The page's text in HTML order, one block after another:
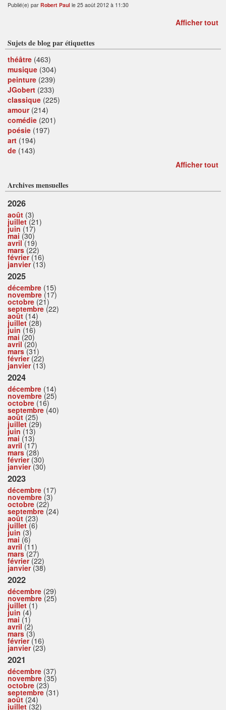
Publié(e) par Robert Paul le 25 août 2012 à 11:30
Afficher tout
Sujets de blog par étiquettes
théâtre (463)
musique (304)
peinture (239)
JGobert (233)
classique (225)
amour(214)
comédie (201)
poésie (197)
art (194)
de (143)
Afficher tout
Archives mensuelles
2026
août (3)
juillet(21)
juin (17)
mai (30)
avril(19)
mars(22)
février(16)
janvier(13)
2025
décembre (15)
novembre (17)
octobre (21)
septembre (22)
août (14)
juillet(28)
juin (16)
mai (20)
avril(20)
mars(31)
février(22)
janvier(13)
2024
décembre (14)
novembre (25)
octobre (16)
septembre (40)
août (25)
juillet(29)
juin (13)
mai (13)
avril(17)
mars(28)
février(30)
janvier(30)
2023
décembre (17)
novembre (3)
octobre (22)
septembre (24)
août (23)
juillet(6)
juin (3)
mai (6)
avril(11)
mars(27)
février(22)
janvier(38)
2022
décembre (29)
novembre (25)
juillet (1)
juin (4)
mai (1)
avril(2)
mars(3)
février(16)
janvier(23)
2021
décembre (37)
novembre (35)
octobre (23)
septembre (31)
août (24)
juillet(32)